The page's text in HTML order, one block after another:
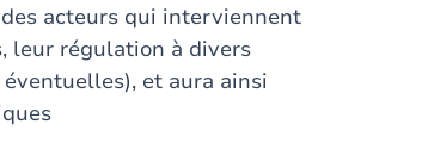
acteurs qui interviennent
leur régulation à divers
et aura ainsi